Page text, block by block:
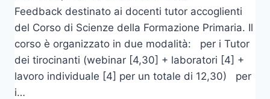
Feedback destinato ai docenti tutor accoglienti
del Corso di Scienze della Formazione Primaria. Il
corso è organizzato in due modalità: per i Tutor
dei tirocinanti (webinar [4,30] + laboratori [4] +
lavoro individuale [4] per un totale di 12,30) per
i…